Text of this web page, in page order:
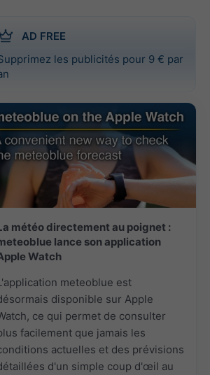
AD FREE
les publicités pour 9 € par
météo directement au poignet :
lance son application
Watch
meteoblue est
disponible sur Apple
ce qui permet de consulter
facilement que jamais les
actuelles et des prévisions
d'un simple coup d'œil au